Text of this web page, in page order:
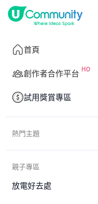
首頁
創作者合作平台
試用獎賞專區
熱門主題
親子專區
放電好去處